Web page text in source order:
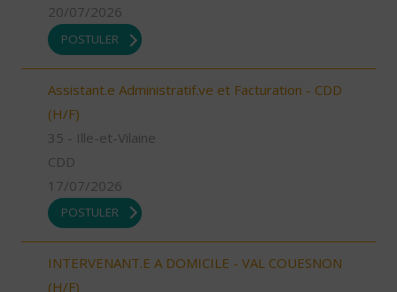
20/07/2026
POSTULER
Assistant.e Administratif.ve et Facturation - CDD
(H/F)
35 - Ille-et-Vilaine
CDD
17/07/2026
POSTULER
INTERVENANT.E A DOMICILE - VAL COUESNON
(H/F)